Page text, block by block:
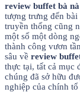
review buffet bà
tượng trưng đến bài
truyền thống cũng
một số một dòng
thành công vươn
sâu về review
thực tại, tất cả mục
chúng đã sở hữu
nghiệp của chính tổ